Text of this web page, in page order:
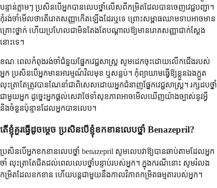
បន្ទាន់ភ្លាមៗ ប្រសិនបើអ្នកបានលេបថ្នាំលើសពីកម្រិតដែលបានចេញវេជ្ជបញ្ជា។
កុំរង់ចាំមើលថាតើរោគសញ្ញាកើតឡើងដែរឬទេ ព្រោះសម្ពាធឈាមទាបអាចមាន
គ្រោះថ្នាក់ ហើយប្រហែលជាមិនតែងតែបណ្តាលឱ្យមានរោគសញ្ញាជាក់ស្តែង
នោះទេ។
ខណៈពេលកំពុងរង់ចាំជំនួយផ្នែកវេជ្ជសាស្ត្រ សូមដេកចុះដោយលើកជើងរបស់
អ្នក ប្រសិនបើអ្នកមានអារម្មណ៍វិលមុខ ឬសន្លប់។ កុំព្យាយាមធ្វើឱ្យខ្លួនឯងក្អួត
លុះត្រាតែត្រូវបានណែនាំជាពិសេសដោយអ្នកជំនាញផ្នែកវេជ្ជសាស្ត្រ។ រក្សដបថ្នាំ
ជាមួយអ្នក ដូច្នេះអ្នកផ្តល់សេវាថែទាំសុខភាពអាចមើលឃើញយ៉ាងច្បាស់នូវអ្វី
និងចំនួនប៉ុន្មានដែលអ្នកបានលេប។
តើខ្ញុំគួរធ្វើដូចម្តេច ប្រសិនបើខ្ញុំខកខានលេបថ្នាំ Benazepril?
ប្រសិនបើអ្នកខកខានលេបថ្នាំ benazepril សូមលេបវាឱ្យបានឆាប់តាមដែលអ្នក
ចាំ លុះត្រាតែជិតដល់ពេលលេបថ្នាំបន្ទាប់របស់អ្នក។ ក្នុងករណីនោះ សូមរំលង
កម្រិតដែលខកខាន ហើយបន្តជាមួយនឹងកាលវិភាគកម្រិតធម្មតារបស់អ្នក។